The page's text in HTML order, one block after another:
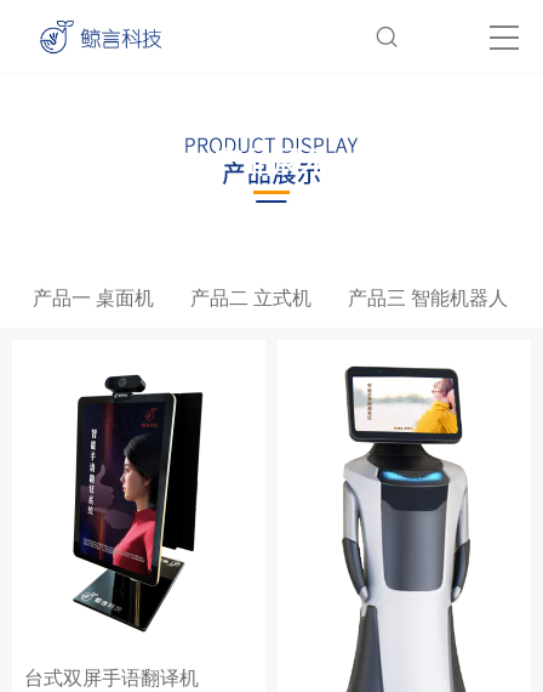
产品展示
产品一 桌面机 产品二 立式机 产品三 智能机器人
台式双屏手语翻译机